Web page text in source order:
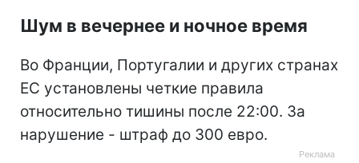
Шум в вечернее и ночное время
Во Франции, Португалии и других странах
ЕС установлены четкие правила
относительно тишины после 22:00. За
нарушение - штраф до 300 евро.